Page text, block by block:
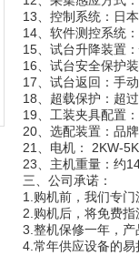
13、控制系统：日
14、软件测控系统
15、试台升降装置
16、试台安全保护
17、试台返回：手
18、超载保护：超
19、工装夹具配置
20、选配装置：品
21、电机： 2KW-
23、主机重量：约
三、公司承诺：
1.购机前，我们专
2.购机后，将免费
3.整机保修一年，产
4.常年供应设备的